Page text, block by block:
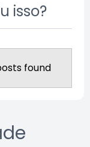
isso?
found